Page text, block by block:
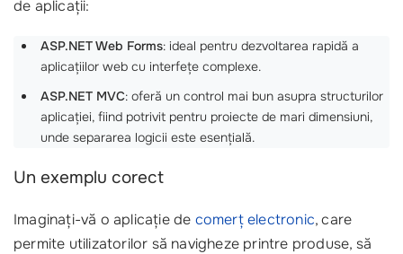
de aplicații:
ASP.NET Web Forms: ideal pentru dezvoltarea rapidă a
aplicațiilor web cu interfețe complexe.
ASP.NET MVC: oferă un control mai bun asupra structurilor
aplicației, fiind potrivit pentru proiecte de mari dimensiuni,
unde separarea logicii este esențială.
Un exemplu corect
Imaginați-vă o aplicație de comerț electronic, care
permite utilizatorilor să navigheze printre produse, să